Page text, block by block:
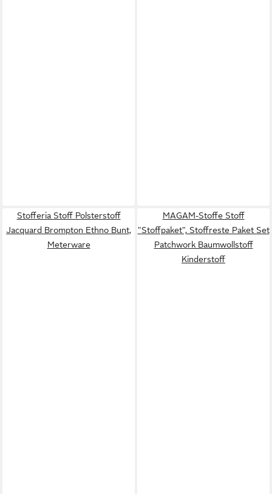
Stofferia Stoff Polsterstoff
Jacquard Brompton Ethno Bunt,
Meterware
MAGAM-Stoffe Stoff
"Stoffpaket", Stoffreste Paket Set
Patchwork Baumwollstoff
Kinderstoff